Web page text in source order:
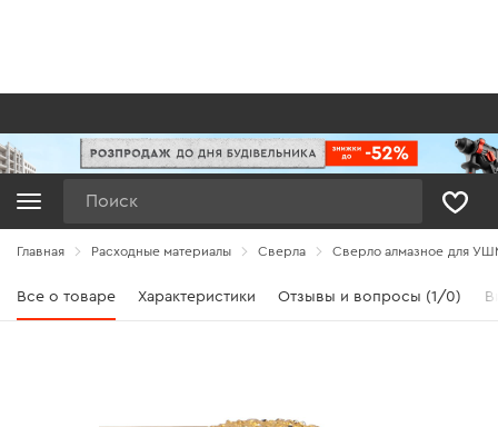
Главная Расходные материалы Сверла Сверло алмазное для
Все о товаре Характеристики Отзывы и вопросы (1/0)